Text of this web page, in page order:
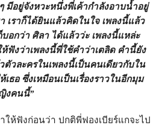
มีอยู่จังหวะหนึ่งพี่เค้ากำลังอาบน้ำอยู่
เราก็ได้ยินแล้วคิดในใจ เพลงนี้แล้ว
บอกว่า ศิลา ได้แล้วว่ะ เพลงนี้แหล่ะ
ห้ฟังว่าเพลงนี้พี่ใช้คำว่าเตลิด คำนี้ยัง
ตัวละครในเพลงนี้เป็นคนเดียวกับใน
ธอ ซึ่งเหมือนเป็นเรื่องราวในอีกมุม
งคนนี้”
ให้ฟังก่อนว่า ปกติพี่ฟองเบียร์แกจะไป